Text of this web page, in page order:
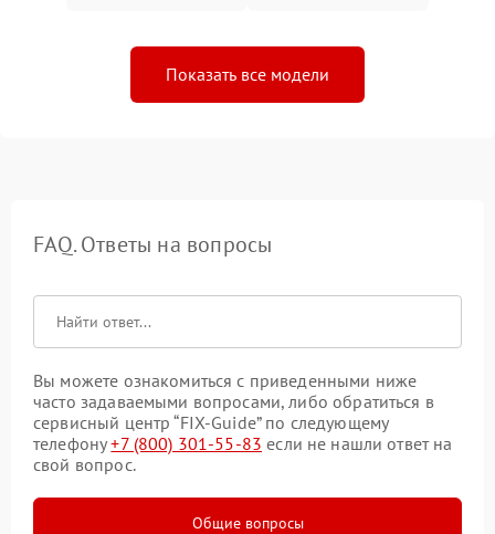
Показать все модели
FAQ. Ответы на вопросы
Вы можете ознакомиться с приведенными ниже
часто задаваемыми вопросами, либо обратиться в
сервисный центр “FIX-Guide” по следующему
телефону+7 (800) 301-55-83 если не нашли ответ на
свой вопрос.
Общие вопросы